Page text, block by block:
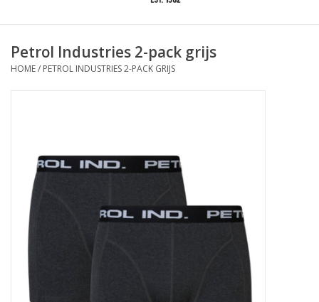
KADOBONNEN
Petrol Industries 2-pack grijs
HOME/ PETROL INDUSTRIES 2-PACK GRIJS